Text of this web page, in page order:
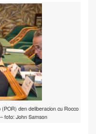
den deliberacion cu Rocco
foto: John Samson